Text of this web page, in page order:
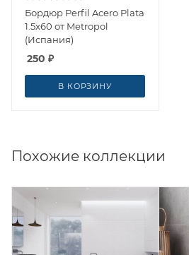
Бордюр Perfil Acero Plata
1.5x60 от Metropol
(Испания)
250 ₽
В КОРЗИНУ
Похожие коллекции